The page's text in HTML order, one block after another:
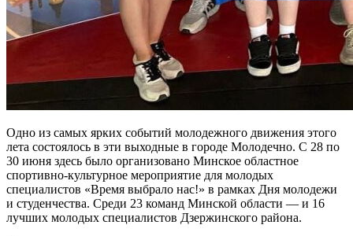
Одно из самых ярких событий молодежного движения этого
лета состоялось в эти выходные в городе Молодечно. С 28 по
30 июня здесь было организовано Минское областное
спортивно-культурное мероприятие для молодых
специалистов «Время выбрало нас!» в рамках Дня молодежи
и студенчества. Среди 23 команд Минской области — и 16
лучших молодых специалистов Дзержинского района.